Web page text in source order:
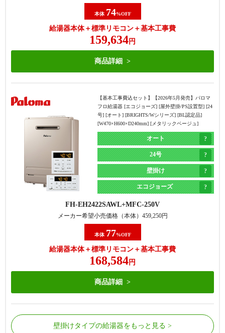
本体 74%OFF
給湯器本体＋標準リモコン＋基本工事費
159,634 円
商品詳細
【基本工事費込セット】
【2026年5月発売】パロマ
フロ給湯器 [エコジョーズ] [屋外壁掛/PS設置型] [24
号] [オート] [BRIGHTS/Wシリーズ] [BL認定品]
[W470×H600×D240mm] [メタリックベージュ]
オート
24号
壁掛け
エコジョーズ
FH-EH2422SAWL MFC-250V
メーカー希望小売価格（本体） 459,250円
本体 77%OFF
給湯器本体＋標準リモコン＋基本工事費
168,584 円
商品詳細
壁掛けタイプの給湯器をもっと見る